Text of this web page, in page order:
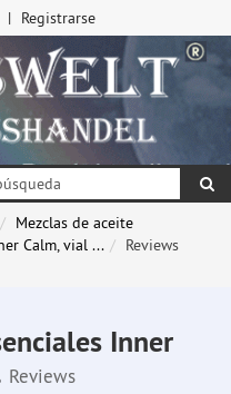
Registrarse
Mezclas de aceite
Calm, vial ...
Reviews
Inner
Reviews